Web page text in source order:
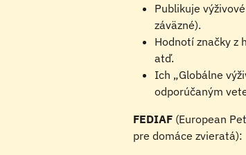
Publikuje
záväzné).
Hodnotí značky z
atď.
Ich „Globálne
odporúčaným
FEDIAF (European
pre domáce zvieratá):